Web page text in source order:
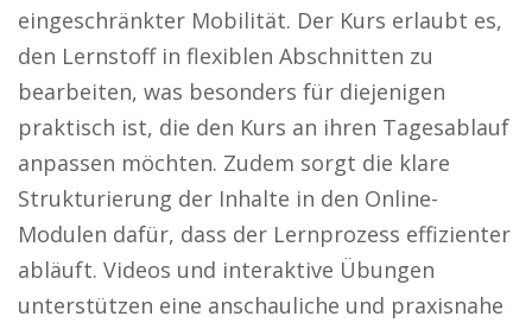
eingeschränkter Mobilität. Der Kurs erlaubt es,
den Lernstoff in flexiblen Abschnitten zu
bearbeiten, was besonders für diejenigen
praktisch ist, die den Kurs an ihren Tagesablauf
anpassen möchten. Zudem sorgt die klare
Strukturierung der Inhalte in den Online-
Modulen dafür, dass der Lernprozess effizienter
abläuft. Videos und interaktive Übungen
unterstützen eine anschauliche und praxisnahe